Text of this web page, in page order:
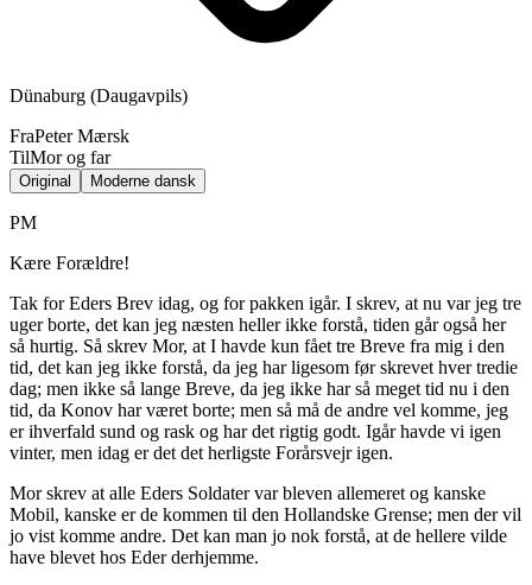
Dünaburg (Daugavpils)
FraPeter Mærsk
TilMor og far
Original Moderne dansk
PM
Kære Forældre!
Tak for Eders Brev idag, og for pakken igår. I skrev, at nu var jeg tre
uger borte, det kan jeg næsten heller ikke forstå, tiden går også her
så hurtig. Så skrev Mor, at I havde kun fået tre Breve fra mig i den
tid, det kan jeg ikke forstå, da jeg har ligesom før skrevet hver tredie
dag; men ikke så lange Breve, da jeg ikke har så meget tid nu i den
tid, da Konov har været borte; men så må de andre vel komme, jeg
er ihverfald sund og rask og har det rigtig godt. Igår havde vi igen
vinter, men idag er det det herligste Forårsvejr igen.
Mor skrev at alle Eders Soldater var bleven allemeret og kanske
Mobil, kanske er de kommen til den Hollandske Grense; men der vil
jo vist komme andre. Det kan man jo nok forstå, at de hellere vilde
have blevet hos Eder derhjemme.